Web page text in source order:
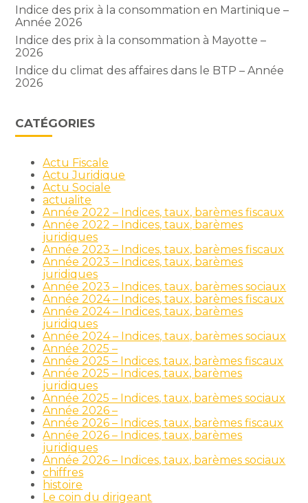
Indice des prix à la consommation en Martinique –
Année 2026
Indice des prix à la consommation à Mayotte –
2026
Indice du climat des affaires dans le BTP – Année
2026
CATÉGORIES
Actu Fiscale
Actu Juridique
Actu Sociale
actualite
Année 2022 – Indices, taux, barèmes fiscaux
Année 2022 – Indices, taux, barèmes
juridiques
Année 2023 – Indices, taux, barèmes fiscaux
Année 2023 – Indices, taux, barèmes
juridiques
Année 2023 – Indices, taux, barèmes sociaux
Année 2024 – Indices, taux, barèmes fiscaux
Année 2024 – Indices, taux, barèmes
juridiques
Année 2024 – Indices, taux, barèmes sociaux
Année 2025 –
Année 2025 – Indices, taux, barèmes fiscaux
Année 2025 – Indices, taux, barèmes
juridiques
Année 2025 – Indices, taux, barèmes sociaux
Année 2026 –
Année 2026 – Indices, taux, barèmes fiscaux
Année 2026 – Indices, taux, barèmes
juridiques
Année 2026 – Indices, taux, barèmes sociaux
chiffres
histoire
Le coin du dirigeant